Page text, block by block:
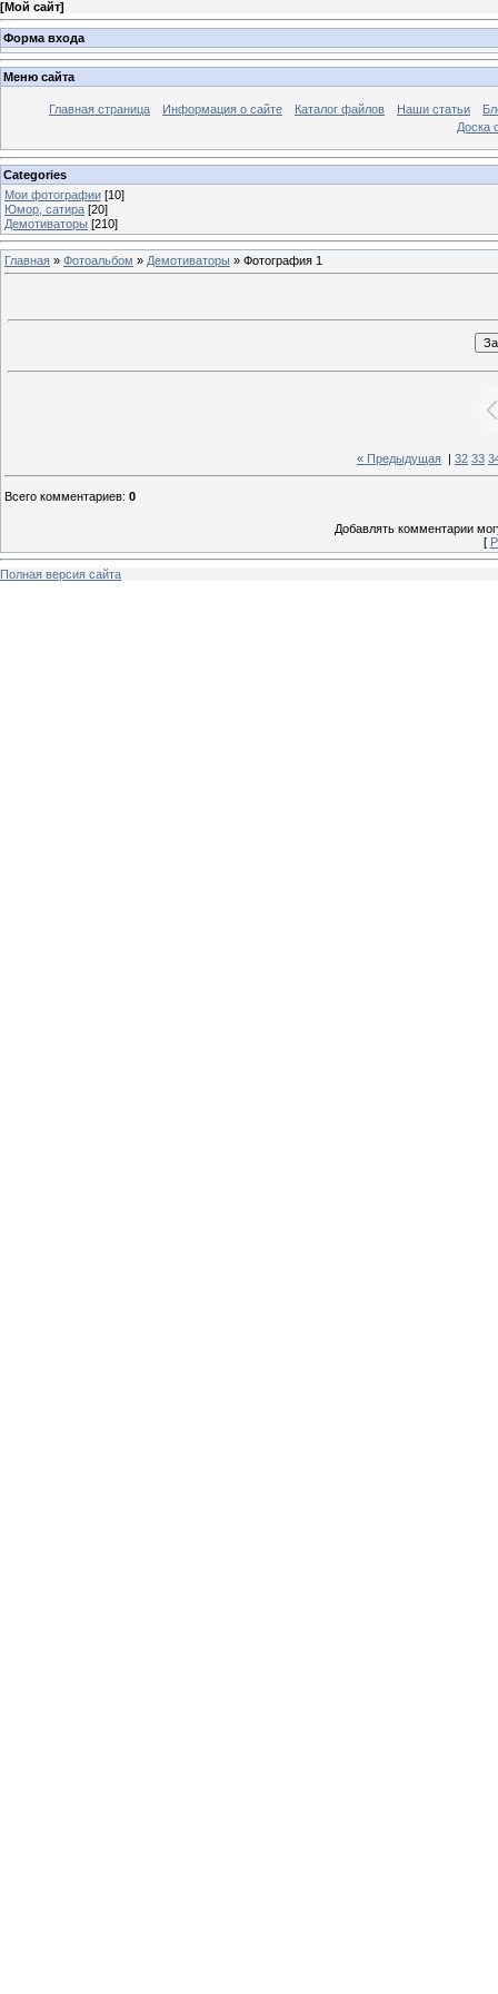
[Мой сайт]
Форма входа
Меню сайта
Главная страница Информация о сайте Каталог файлов Наши статьи
Доска
Categories
Мои фотографии [10]
Юмор, сатира [20]
Демотиваторы [210]
Главная » Фотоальбом » Демотиваторы » Фотография 1
« Предыдущая 32 33
Всего комментариев: 0
Добавлять комментарии
[
Полная версия сайта